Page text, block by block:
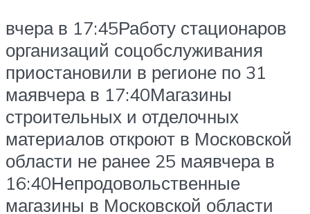
вчера в 17:45Работу стационаров
организаций соцобслуживания
приостановили в регионе по 31
маявчера в 17:40Магазины
строительных и отделочных
материалов откроют в Московской
области не ранее 25 маявчера в
16:40Непродовольственные
магазины в Московской области